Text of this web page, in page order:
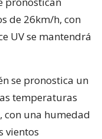
de 26km/h, con
UV se mantendrá
se pronostica un
temperaturas
con una humedad
vientos